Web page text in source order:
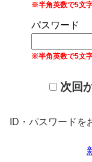
※半角英数で5文
パスワード
※半角英数で5文
次回
ID・パスワードを